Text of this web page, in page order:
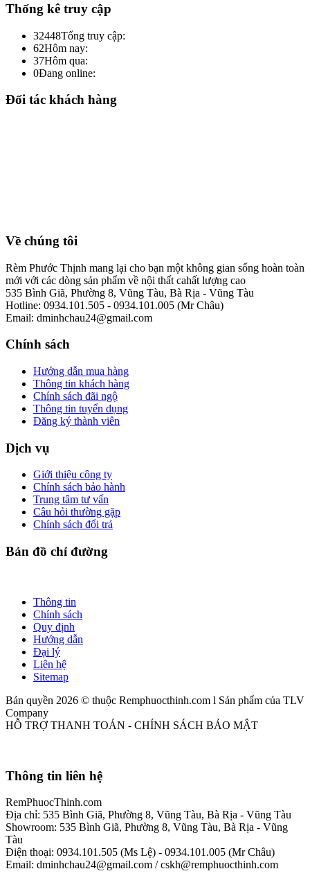
Thống kê truy cập
32448Tổng truy cập:
62Hôm nay:
37Hôm qua:
0Đang online:
Đối tác khách hàng
Về chúng tôi
Rèm Phước Thịnh mang lại cho bạn một không gian sống hoàn toàn
mới với các dòng sản phẩm về nội thất cahất lượng cao
535 Bình Giã, Phường 8, Vũng Tàu, Bà Rịa - Vũng Tàu
Hotline: 0934.101.505 - 0934.101.005 (Mr Châu)
Email: dminhchau24@gmail.com
Chính sách
Hướng dẫn mua hàng
Thông tin khách hàng
Chính sách đãi ngộ
Thông tin tuyển dụng
Đăng ký thành viên
Dịch vụ
Giới thiệu công ty
Chính sách bảo hành
Trung tâm tư vấn
Câu hỏi thường gặp
Chính sách đổi trả
Bản đồ chỉ đường
Thông tin
Chính sách
Quy định
Hướng dẫn
Đại lý
Liên hệ
Sitemap
Bản quyền 2026 © thuộc Remphuocthinh.com l Sản phẩm của TLV
Company
HỖ TRỢ THANH TOÁN - CHÍNH SÁCH BẢO MẬT
Thông tin liên hệ
RemPhuocThinh.com
Địa chỉ: 535 Bình Giã, Phường 8, Vũng Tàu, Bà Rịa - Vũng Tàu
Showroom: 535 Bình Giã, Phường 8, Vũng Tàu, Bà Rịa - Vũng
Tàu
Điện thoại: 0934.101.505 (Ms Lệ) - 0934.101.005 (Mr Châu)
Email: dminhchau24@gmail.com / cskh@remphuocthinh.com